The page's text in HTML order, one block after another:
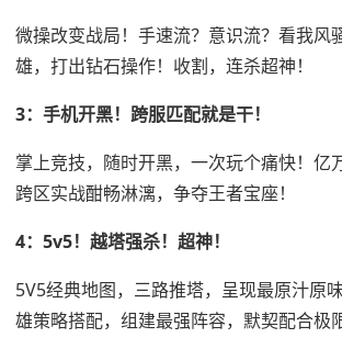
微操改变战局！手速流？意识流？看我风
雄，打出钻石操作！收割，连杀超神！
3：手机开黑！跨服匹配就是干！
掌上竞技，随时开黑，一次玩个痛快！亿
跨区实战酣畅淋漓，争夺王者宝座！
4：5v5！越塔强杀！超神！
5V5经典地图，三路推塔，呈现最原汁原
雄策略搭配，组建最强阵容，默契配合极